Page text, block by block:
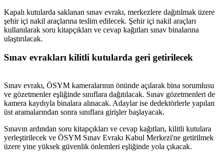
Kapalı kutularda saklanan sınav evrakı, merkezlere dağıtılmak üzere
şehir içi nakil araçlarına teslim edilecek. Şehir içi nakil araçları
kullanılarak soru kitapçıkları ve cevap kağıtları sınav binalarına
ulaştırılacak.
Sınav evrakları kilitli kutularda geri getirilecek
Sınav evrakı, ÖSYM kameralarının önünde açılarak bina sorumlusu
ve gözetmenler eşliğinde sınıflara dağıtılacak. Sınav gözetmenleri de
kamera kaydıyla binalara alınacak. Adaylar ise dedektörlerle yapılan
üst aramalarından sonra sınıflara girişler başlayacak.
Sınavın ardından soru kitapçıkları ve cevap kağıtları, kilitli kutulara
yerleştirilecek ve ÖSYM Sınav Evrakı Kabul Merkezi'ne getirilmek
üzere yine yüksek güvenlik önlemleri eşliğinde yola çıkacak.